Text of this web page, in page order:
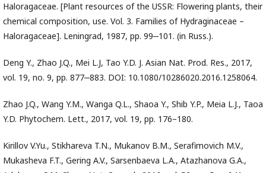
Haloragaceae. [Plant resources of the USSR: Flowering plants, their
chemical composition, use. Vol. 3. Families of Hydraginaceae –
Haloragaceae]. Leningrad, 1987, pp. 99‒101. (in Russ.).
Deng Y., Zhao J.Q., Mei L.J, Tao Y.D. J. Asian Nat. Prod. Res., 2017,
vol. 19, no. 9, pp. 877‒883. DOI: 10.1080/10286020.2016.1258064.
Zhao J.Q., Wang Y.M., Wanga Q.L., Shaoa Y., Shib Y.P., Meia L.J., Taoa
Y.D. Phytochem. Lett., 2017, vol. 19, pp. 176–180.
Kirillov V.Yu., Stikhareva T.N., Mukanov B.M., Serafimovich M.V.,
Mukasheva F.T., Gering A.V., Sarsenbaeva L.A., Atazhanova G.A.,